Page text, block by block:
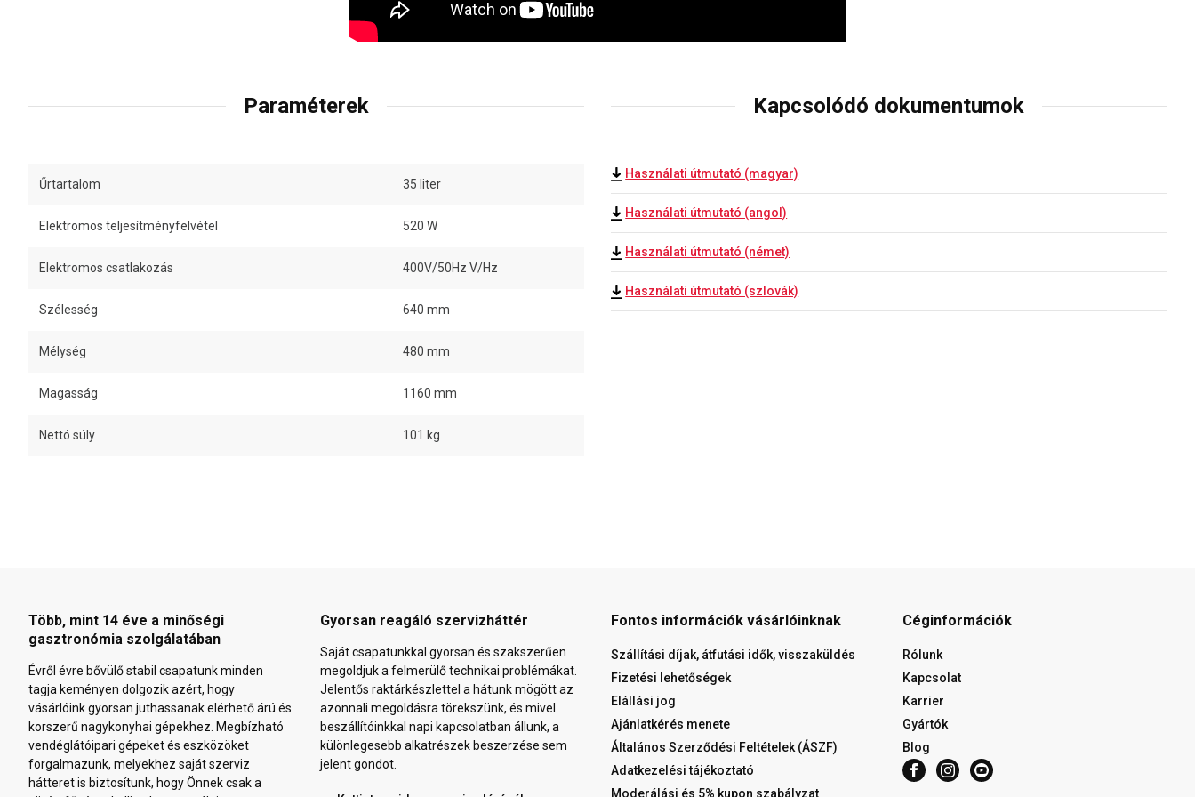
Paraméterek
Űrtartalom 35 liter
Elektromos teljesítményfelvétel 520 W
Elektromos csatlakozás 400V/50Hz V/Hz
Szélesség 640 mm
Mélység 480 mm
Magasság 1160 mm
Nettó súly 101 kg
Kapcsolódó dokumentumok
Használati útmutató (magyar)
Használati útmutató (angol)
Használati útmutató (német)
Használati útmutató (szlovák)
Több, mint 14 éve a minőségi
gasztronómia szolgálatában
Évről évre bővülő stabil csapatunk minden
tagja keményen dolgozik azért, hogy
vásárlóink gyorsan juthassanak elérhető árú és
korszerű nagykonyhai gépekhez. Megbízható
vendéglátóipari gépeket és eszközöket
forgalmazunk, melyekhez saját szerviz
hátteret is biztosítunk, hogy Önnek csak a
Gyorsan reagáló szervizháttér
Saját csapatunkkal gyorsan és szakszerűen
megoldjuk a felmerülő technikai problémákat.
Jelentős raktárkészlettel a hátunk mögött az
azonnali megoldásra törekszünk, és mivel
beszállítóinkkal napi kapcsolatban állunk, a
különlegesebb alkatrészek beszerzése sem
jelent gondot.
Fontos információk vásárlóinknak
Szállítási díjak, átfutási idők, visszaküldés
Fizetési lehetőségek
Elállási jog
Ajánlatkérés menete
Általános Szerződési Feltételek (ÁSZF)
Adatkezelési tájékoztató
Moderálási és 5% kupon szabályzat
Céginformációk
Rólunk
Kapcsolat
Karrier
Gyártók
Blog